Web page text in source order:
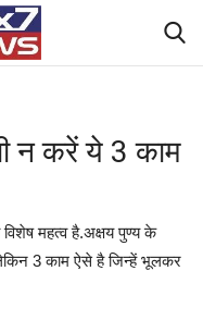
न करें ये 3 काम
महत्व है.अक्षय पुण्य के
3 काम ऐसे है जिन्हें भूलकर